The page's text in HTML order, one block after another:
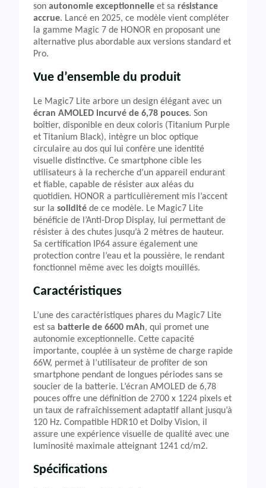
son autonomie exceptionnelle et sa résistance
accrue. Lancé en 2025, ce modèle vient compléter
la gamme Magic 7 de HONOR en proposant une
alternative plus abordable aux versions standard et
Pro.
Vue d’ensemble du produit
Le Magic7 Lite arbore un design élégant avec un
écran AMOLED incurvé de 6,78 pouces. Son
boîtier, disponible en deux coloris (Titanium Purple
et Titanium Black), intègre un bloc optique
circulaire au dos qui lui confère une identité
visuelle distinctive. Ce smartphone cible les
utilisateurs à la recherche d’un appareil endurant
et fiable, capable de résister aux aléas du
quotidien. HONOR a particulièrement mis l’accent
sur la solidité de ce modèle. Le Magic7 Lite
bénéficie de l’Anti-Drop Display, lui permettant de
résister à des chutes jusqu’à 2 mètres de hauteur.
Sa certification IP64 assure également une
protection contre l’eau et la poussière, le rendant
fonctionnel même avec les doigts mouillés.
Caractéristiques
L’une des caractéristiques phares du Magic7 Lite
est sa batterie de 6600 mAh, qui promet une
autonomie exceptionnelle. Cette capacité
importante, couplée à un système de charge rapide
66W, permet à l’utilisateur de profiter de son
smartphone pendant de longues périodes sans se
soucier de la batterie. L’écran AMOLED de 6,78
pouces offre une définition de 2700 x 1224 pixels et
un taux de rafraîchissement adaptatif allant jusqu’à
120 Hz. Compatible HDR10 et Dolby Vision, il
assure une expérience visuelle de qualité avec une
luminosité maximale atteignant 1241 cd/m2.
Spécifications